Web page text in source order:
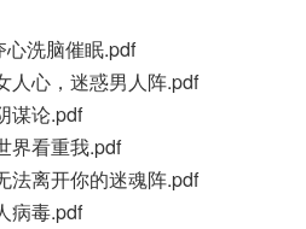
心洗脑催眠.pdf
人心，迷惑男人阵.pdf
谋论.pdf
界看重我.pdf
法离开你的迷魂阵.pdf
病毒.pdf